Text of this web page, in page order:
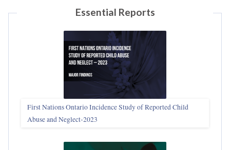
Essential Reports
First Nations Ontario Incidence Study of Reported Child
Abuse and Neglect‑2023